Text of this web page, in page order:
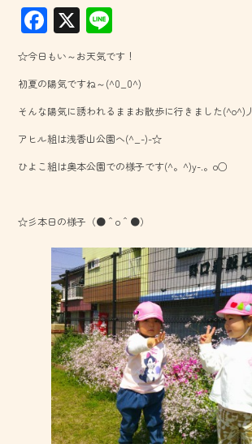
F
ac
e
b
o
ok
X
ne
☆今日もい～お天気です！
初夏の陽気ですね～(^0_0^)
そんな陽気に誘われるままお散歩に行きました(^o^)丿
アヒル組は浅香山公園へ(^_-)-☆
ひよこ組は奥本公園での様子です(^。^)y-.。o○
☆彡本日の様子（●＾o＾●）